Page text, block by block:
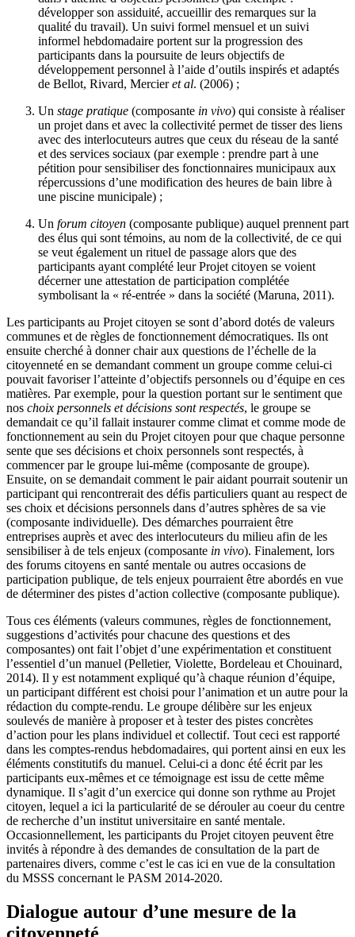
développer son assiduité, accueillir des remarques sur la
qualité du travail). Un suivi formel mensuel et un suivi
informel hebdomadaire portent sur la progression des
participants dans la poursuite de leurs objectifs de
développement personnel à l’aide d’outils inspirés et adaptés
de Bellot, Rivard, Mercieret al. (2006) ;
Un stage pratique (composante in vivo) qui consiste à réaliser
un projet dans et avec la collectivité permet de tisser des liens
avec des interlocuteurs autres que ceux du réseau de la santé
et des services sociaux (par exemple : prendre part à une
pétition pour sensibiliser des fonctionnaires municipaux aux
répercussions d’une modification des heures de bain libre à
une piscine municipale) ;
Un forum citoyen (composante publique) auquel prennent part
des élus qui sont témoins, au nom de la collectivité, de ce qui
se veut également un rituel de passage alors que des
participants ayant complété leur Projet citoyen se voient
décerner une attestation de participation complétée
symbolisant la « ré-entrée » dans la société (Maruna, 2011).
Les participants au Projet citoyen se sont d’abord dotés de valeurs
communes et de règles de fonctionnement démocratiques. Ils ont
ensuite cherché à donner chair aux questions de l’échelle de la
citoyenneté en se demandant comment un groupe comme celui-ci
pouvait favoriser l’atteinte d’objectifs personnels ou d’équipe en ces
matières. Par exemple, pour la question portant sur le sentiment que
nos choix personnels et décisions sont respectés, le groupe se
demandait ce qu’il fallait instaurer comme climat et comme mode de
fonctionnement au sein du Projet citoyen pour que chaque personne
sente que ses décisions et choix personnels sont respectés, à
commencer par le groupe lui-même (composante de groupe).
Ensuite, on se demandait comment le pair aidant pourrait soutenir un
participant qui rencontrerait des défis particuliers quant au respect de
ses choix et décisions personnels dans d’autres sphères de sa vie
(composante individuelle). Des démarches pourraient être
entreprises auprès et avec des interlocuteurs du milieu afin de les
sensibiliser à de tels enjeux (composante in vivo). Finalement, lors
des forums citoyens en santé mentale ou autres occasions de
participation publique, de tels enjeux pourraient être abordés en vue
de déterminer des pistes d’action collective (composante publique).
Tous ces éléments (valeurs communes, règles de fonctionnement,
suggestions d’activités pour chacune des questions et des
composantes) ont fait l’objet d’une expérimentation et constituent
l’essentiel d’un manuel (Pelletier, Violette, Bordeleau et Chouinard,
2014). Il y est notamment expliqué qu’à chaque réunion d’équipe,
un participant différent est choisi pour l’animation et un autre pour la
rédaction du compte-rendu. Le groupe délibère sur les enjeux
soulevés de manière à proposer et à tester des pistes concrètes
d’action pour les plans individuel et collectif. Tout ceci est rapporté
dans les comptes-rendus hebdomadaires, qui portent ainsi en eux les
éléments constitutifs du manuel. Celui-ci a donc été écrit par les
participants eux-mêmes et ce témoignage est issu de cette même
dynamique. Il s’agit d’un exercice qui donne son rythme au Projet
citoyen, lequel a ici la particularité de se dérouler au coeur du centre
de recherche d’un institut universitaire en santé mentale.
Occasionnellement, les participants du Projet citoyen peuvent être
invités à répondre à des demandes de consultation de la part de
partenaires divers, comme c’est le cas ici en vue de la consultation
du MSSS concernant le PASM 2014-2020.
Dialogue autour d’une mesure de la